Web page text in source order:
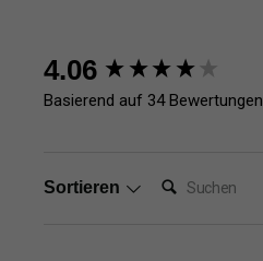
4.06
Basierend auf 34 Bewertungen
Sortieren